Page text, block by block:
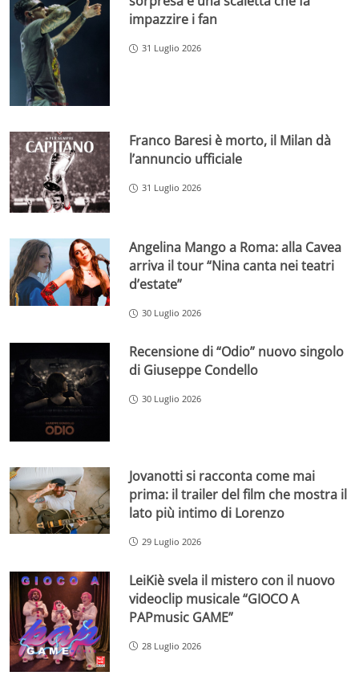
impazzire i fan
31 Luglio 2026
Franco Baresi è morto, il Milan dà
l’annuncio ufficiale
31 Luglio 2026
Angelina Mango a Roma: alla Cavea
arriva il tour “Nina canta nei teatri
d’estate”
30 Luglio 2026
Recensione di “Odio” nuovo singolo
di Giuseppe Condello
30 Luglio 2026
Jovanotti si racconta come mai
prima: il trailer del film che mostra il
lato più intimo di Lorenzo
29 Luglio 2026
LeiKiè svela il mistero con il nuovo
videoclip musicale “GIOCO A
PAPmusic GAME”
28 Luglio 2026